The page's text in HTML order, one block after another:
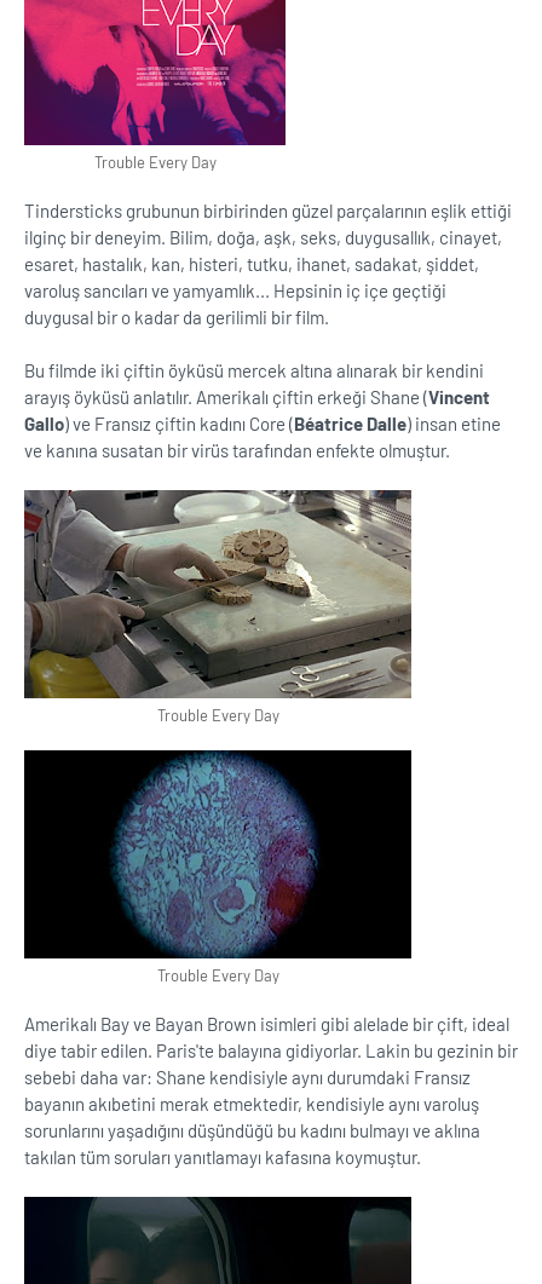
Trouble Every Day
Tindersticks grubunun birbirinden güzel parçalarının eşlik ettiği
ilginç bir deneyim. Bilim, doğa, aşk, seks, duygusallık, cinayet,
esaret, hastalık, kan, histeri, tutku, ihanet, sadakat, şiddet,
varoluş sancıları ve yamyamlık... Hepsinin iç içe geçtiği
duygusal bir o kadar da gerilimli bir film.
Bu filmde iki çiftin öyküsü mercek altına alınarak bir kendini
arayış öyküsü anlatılır. Amerikalı çiftin erkeği Shane (Vincent
Gallo) ve Fransız çiftin kadını Core (Béatrice Dalle) insan etine
ve kanına susatan bir virüs tarafından enfekte olmuştur.
Trouble Every Day
Trouble Every Day
Amerikalı Bay ve Bayan Brown isimleri gibi alelade bir çift, ideal
diye tabir edilen. Paris'te balayına gidiyorlar. Lakin bu gezinin bir
sebebi daha var: Shane kendisiyle aynı durumdaki Fransız
bayanın akıbetini merak etmektedir, kendisiyle aynı varoluş
sorunlarını yaşadığını düşündüğü bu kadını bulmayı ve aklına
takılan tüm soruları yanıtlamayı kafasına koymuştur.